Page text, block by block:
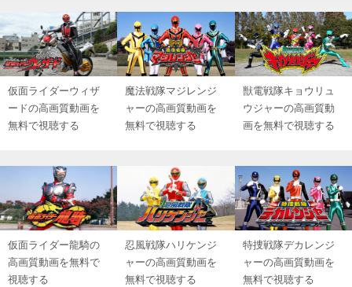
仮面ライダーウィザ
ードの高画質動画を
無料で視聴する
魔法戦隊マジレンジ
ャーの高画質動画を
無料で視聴する
獣電戦隊キョウリュ
ウジャーの高画質動
画を無料で視聴する
仮面ライダー龍騎の
高画質動画を無料で
視聴する
忍風戦隊ハリケンジ
ャーの高画質動画を
無料で視聴する
特捜戦隊デカレンジ
ャーの高画質動画を
無料で視聴する